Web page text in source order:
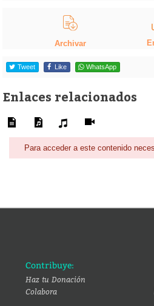
Archivar
Tweet Like WhatsApp
Enlaces relacionados
Para acceder a este contenido
Contribuye:
Haz tu Donación
Colabora